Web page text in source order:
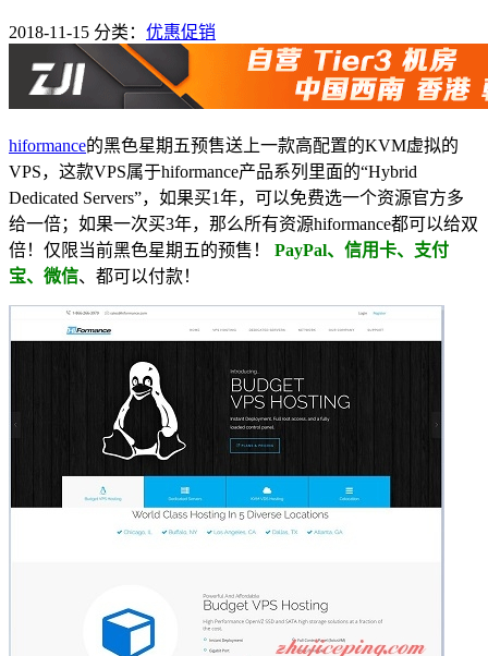
2018-11-15 分类： 优惠促销
hiformance的黑色星期五预售送上一款高配置的KVM虚拟的
VPS，这款VPS属于hiformance产品系列里面的“Hybrid
Dedicated Servers”，如果买1年，可以免费选一个资源官方多
给一倍；如果一次买3年，那么所有资源hiformance都可以给双
倍！仅限当前黑色星期五的预售！ PayPal、信用卡、支付
宝、微信、都可以付款！